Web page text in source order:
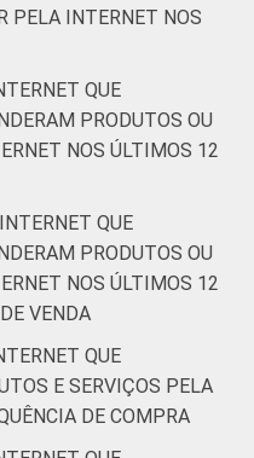
a 34 anos 26
a 44 anos
a 59 anos 14
1 SM 20
1 SM até 2
SM
2 SM até 3
21
PELA INTERNET NOS
QUE
PRODUTOS OU
NOS ÚLTIMOS 12
QUE
PRODUTOS OU
NOS ÚLTIMOS 12
VENDA
QUE
E SERVIÇOS PELA
DE COMPRA